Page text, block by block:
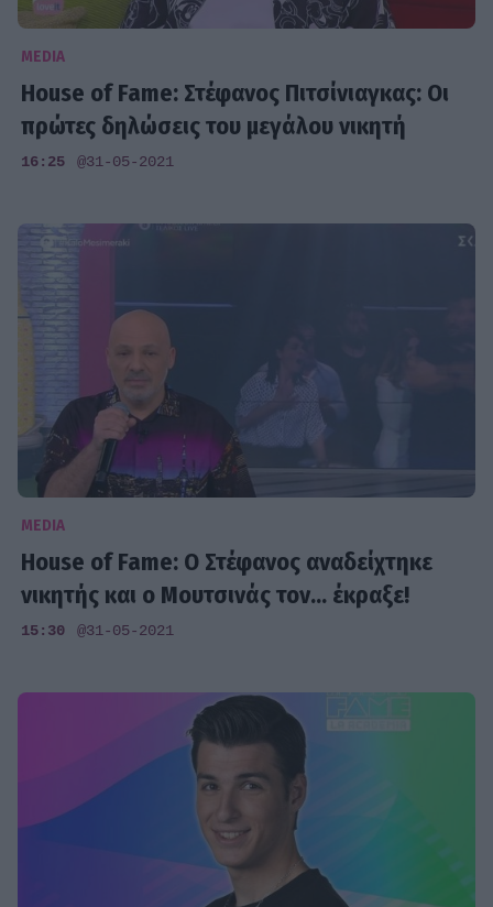
MEDIA
House of Fame: Στέφανος Πιτσίνιαγκας: Οι
πρώτες δηλώσεις του μεγάλου νικητή
16:25 @31-05-2021
MEDIA
House of Fame: Ο Στέφανος αναδείχτηκε
νικητής και ο Μουτσινάς τον... έκραξε!
15:30 @31-05-2021